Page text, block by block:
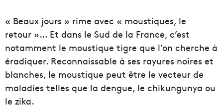
« Beaux jours » rime avec « moustiques, le
retour »… Et dans le Sud de la France, c’est
notamment le moustique tigre que l’on cherche à
éradiquer. Reconnaissable à ses rayures noires et
blanches, le moustique peut être le vecteur de
maladies telles que la dengue, le chikungunya ou
le zika.